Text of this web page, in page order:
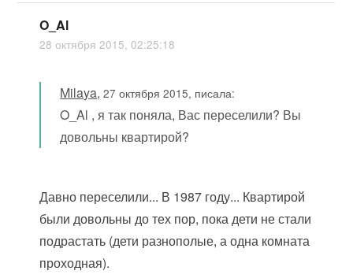
O_Al
28 октября 2015, 02:25:18
Milaya,27 октября 2015, писала:
O_Al , я так поняла, Вас переселили? Вы
довольны квартирой?
Давно переселили... В 1987 году... Квартирой
были довольны до тех пор, пока дети не стали
подрастать (дети разнополые, а одна комната
проходная).